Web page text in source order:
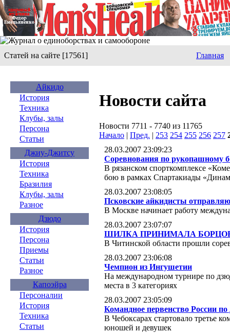
Статей на сайте [17561] Главная
Айкидо
История
Техника
Клубы, залы
Персона
Статьи
Джиу-Джитсу
История
Техника
Бразилия
Клубы, залы
Разное
Дзюдо
История
Персона
Приемы
Статьи
Разное
Капоэйра
Персоналии
История
Техника
Статьи
Новости сайта
Новости 7711 - 7740 из 11765
Начало | Пред. | 253 254 255 256 257
28.03.2007 23:09:23
Соревнования по рукопашному
В рязанском спорткомплексе
бою в рамках Спартакиады
28.03.2007 23:08:05
Псковские айкидисты
В Москве начинает работу
28.03.2007 23:07:07
ШИЛКА ПРИНИМАЛА
В Читинской области прошли
28.03.2007 23:06:08
Чемпион из Ингушетии
На международном турнире по
места в 3 категориях
28.03.2007 23:05:09
Командное первенство России
В Чебоксарах стартовало третье
юношей и девушек